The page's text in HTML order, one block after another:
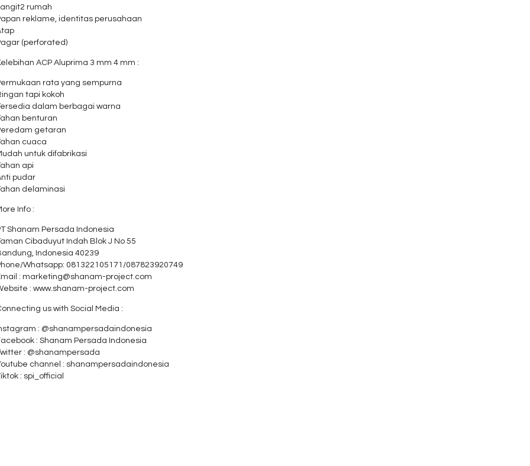
rumah
reklame, identitas perusahaan
(perforated)
ACP Aluprima 3 mm 4 mm :
rata yang sempurna
tapi kokoh
dalam berbagai warna
benturan
getaran
cuaca
untuk difabrikasi
api
pudar
delaminasi
Info :
Shanam Persada Indonesia
Cibaduyut Indah Blok J No 55
Indonesia 40239
Whatsapp: 081322105171/087823920749
: marketing@shanam-project.com
: www.shanam-project.com
us with Social Media :
: @shanampersadaindonesia
: Shanam Persada Indonesia
: @shanampersada
channel : shanampersadaindonesia
: spi_official